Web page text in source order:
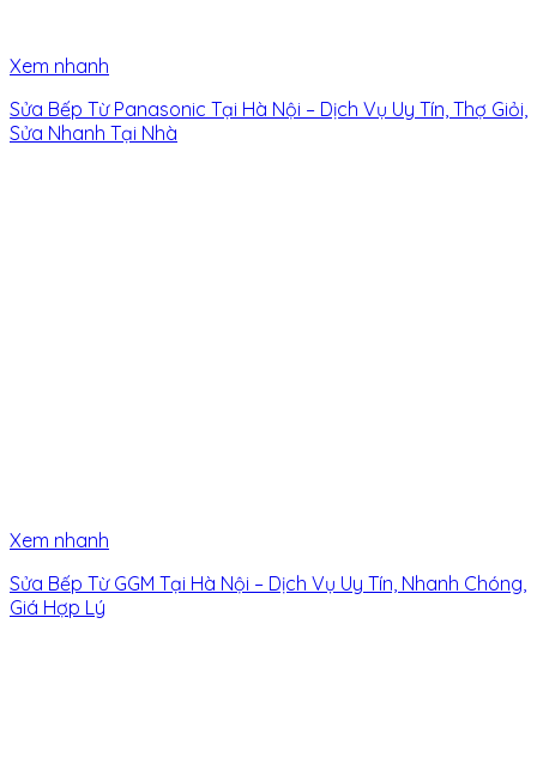
Xem nhanh
Sửa Bếp Từ Panasonic Tại Hà Nội – Dịch Vụ Uy Tín, Thợ Giỏi,
Sửa Nhanh Tại Nhà
Xem nhanh
Sửa Bếp Từ GGM Tại Hà Nội – Dịch Vụ Uy Tín, Nhanh Chóng,
Giá Hợp Lý